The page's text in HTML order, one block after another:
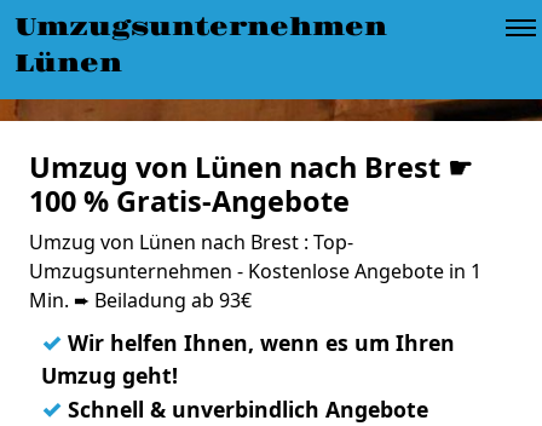
Umzugsunternehmen
Lünen
Umzug von Lünen nach Brest ☛
100 % Gratis-Angebote
Umzug von Lünen nach Brest : Top-
Umzugsunternehmen - Kostenlose Angebote in 1
Min. ➨ Beiladung ab 93€
✓ Wir helfen Ihnen, wenn es um Ihren
Umzug geht!
✓ Schnell & unverbindlich Angebote